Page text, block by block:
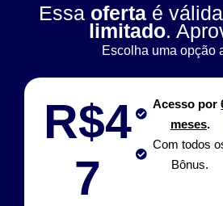
Essa oferta é
limitado.
Escolha uma opção
R$4
7
Acesso por
meses.
Com todos
Bônus.